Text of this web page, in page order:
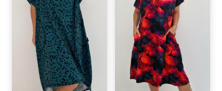
Velikost:44-50 Velikost: 44-50